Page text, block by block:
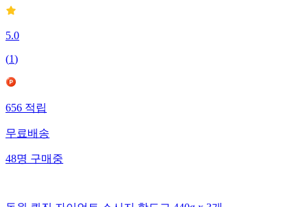
5.0
(1)
656적립
무료배송
48명구매중